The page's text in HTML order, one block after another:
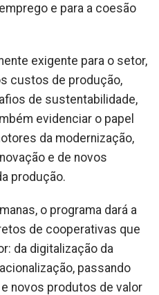
e para a coesão
exigente para o setor,
custos de produção,
de sustentabilidade,
evidenciar o papel
da modernização,
e de novos
produção.
o programa dará a
de cooperativas que
da digitalização da
passando
novos produtos de valor